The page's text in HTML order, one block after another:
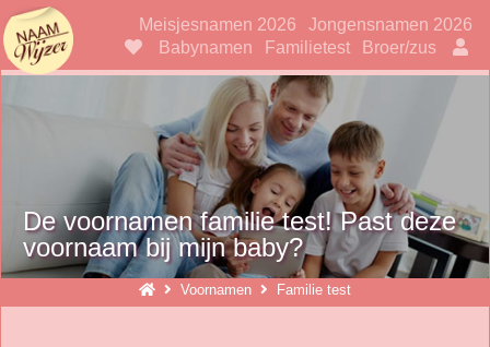
NaamwijzerMeisjesnamen 2026
Jongensnamen 2026
Babynamen
Familietest Broer/zus
De voornamen familie test! Past deze
voornaam bij mijn baby?
Voornamen Familie test